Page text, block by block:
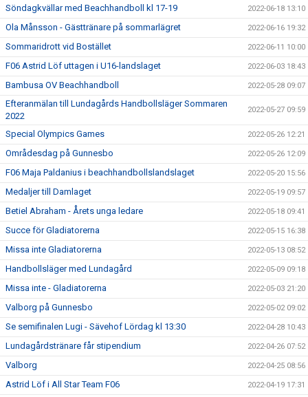
Söndagkvällar med Beachhandboll kl 17-19 2022-06-18 13:10
Ola Månsson - Gästtränare på sommarlägret 2022-06-16 19:32
Sommaridrott vid Bostället 2022-06-11 10:00
F06 Astrid Löf uttagen i U16-landslaget 2022-06-03 18:43
Bambusa OV Beachhandboll 2022-05-28 09:07
Efteranmälan till Lundagårds Handbollsläger Sommaren
2022
2022-05-27 09:59
Special Olympics Games 2022-05-26 12:21
Områdesdag på Gunnesbo 2022-05-26 12:09
F06 Maja Paldanius i beachhandbollslandslaget 2022-05-20 15:56
Medaljer till Damlaget 2022-05-19 09:57
Betiel Abraham - Årets unga ledare 2022-05-18 09:41
Succe för Gladiatorerna 2022-05-15 16:38
Missa inte Gladiatorerna 2022-05-13 08:52
Handbollsläger med Lundagård 2022-05-09 09:18
Missa inte - Gladiatorerna 2022-05-03 21:20
Valborg på Gunnesbo 2022-05-02 09:02
Se semifinalen Lugi - Sävehof Lördag kl 13:30 2022-04-28 10:43
Lundagårdstränare får stipendium 2022-04-26 07:52
Valborg 2022-04-25 08:56
Astrid Löf i All Star Team F06 2022-04-19 17:31